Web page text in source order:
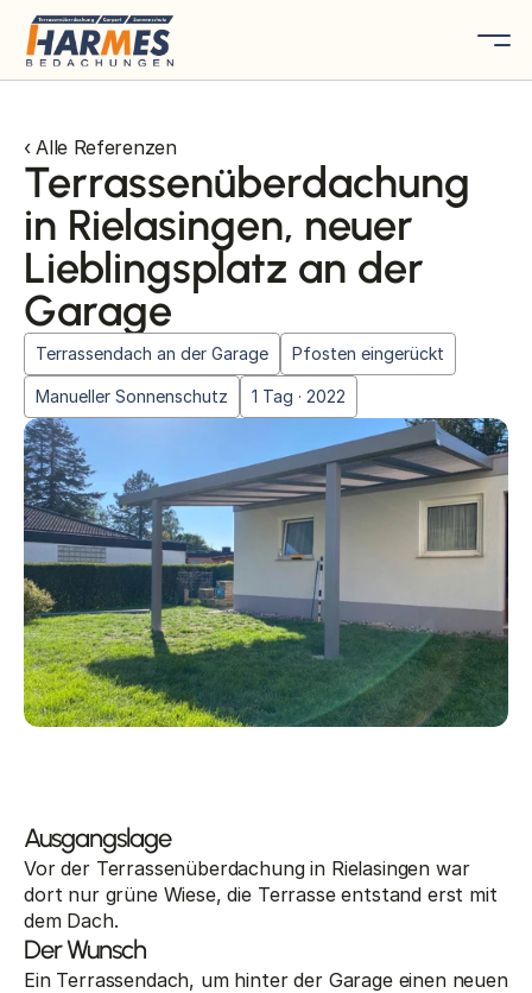
‹ Alle Referenzen
Terrassenüberdachung
in Rielasingen, neuer
Lieblingsplatz an der
Garage
Terrassendach an der Garage Pfosten eingerückt
Manueller Sonnenschutz 1 Tag · 2022
Ausgangslage
Vor der Terrassenüberdachung in Rielasingen war
dort nur grüne Wiese, die Terrasse entstand erst mit
dem Dach.
Der Wunsch
Ein Terrassendach, um hinter der Garage einen neuen